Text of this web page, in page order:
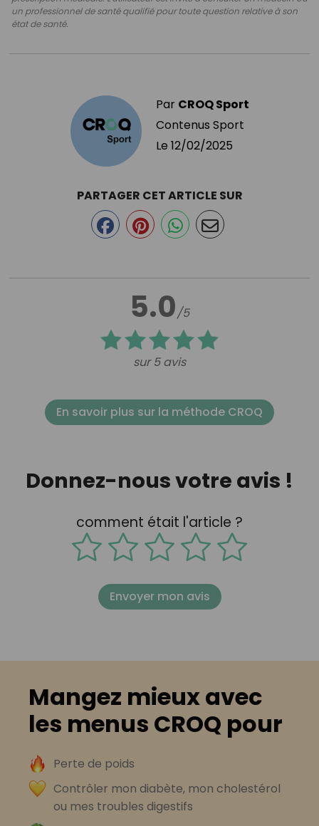
un professionnel de santé qualifié pour toute question relative à son
état de santé.
Par CROQ Sport
Contenus Sport
Le 12/02/2025
5.0/5
sur 5 avis
PARTAGER CET ARTICLE SUR
En savoir plus sur la méthode CROQ
Donnez-nous votre avis !
comment était l'article ?
Envoyer mon avis
Mangez mieux avec
les menus CROQ pour
Perte de poids
Contrôler mon diabète, mon cholestérol
ou mes troubles digestifs